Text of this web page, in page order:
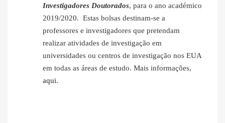
Investigadores Doutorados, para o ano académico
2019/2020. Estas bolsas destinam-se a
professores e investigadores que pretendam
realizar atividades de investigação em
universidades ou centros de investigação nos EUA
em todas as áreas de estudo. Mais informações,
aqui.